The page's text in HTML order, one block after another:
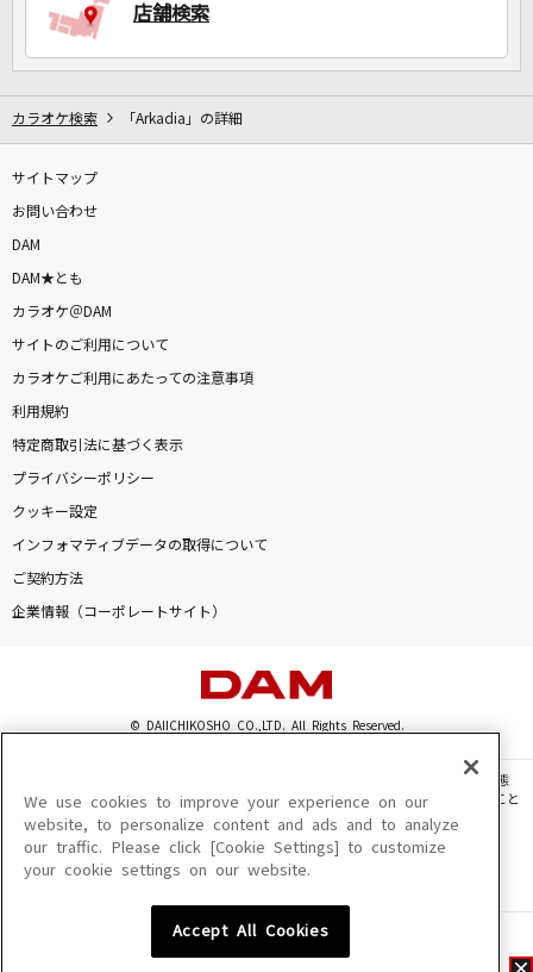
店舗検索
カラオケ検索 「Arkadia」の詳細
サイトマップ
お問い合わせ
DAM
DAM★とも
カラオケ＠DAM
サイトのご利用について
カラオケご利用にあたっての注意事項
利用規約
特定商取引法に基づく表示
プライバシーポリシー
クッキー設定
インフォマティブデータの取得について
ご契約方法
企業情報（コーポレートサイト）
© DAIICHIKOSHO CO.,LTD. All Rights Reserved.
このサイトに掲載されている一切の文章・画像・写真・動画・音声等を、手段や形態
を問わず、著作権法の定める範囲を超えて無断で複製、転載、ファイル化などすること
を禁じます。
楽曲及びコンテンツは、機種によりご利用いただけない場合があります。
楽曲及びコンテンツの配信日、配信内容が変更になる場合があります。
We use cookies to improve your experience on our
website, to personalize content and ads and to analyze
our traffic. Please click [Cookie Settings] to customize
your cookie settings on our website.
Accept All Cookies